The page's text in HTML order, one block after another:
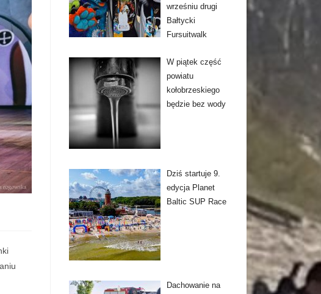
wrześniu drugi
Bałtycki
Fursuitwalk
W piątek część
powiatu
kołobrzeskiego
będzie bez wody
Dziś startuje 9.
edycja Planet
Baltic SUP Race
Dachowanie na